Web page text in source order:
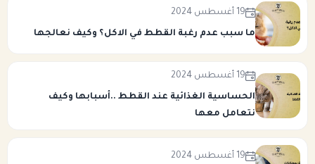
19 أغسطس 2024
ما سبب عدم رغبة القطط في الاكل؟ وكيف نعالجها
19 أغسطس 2024
الحساسية الغذائية عند القطط ..أسبابها وكيف
نتعامل معها
19 أغسطس 2024